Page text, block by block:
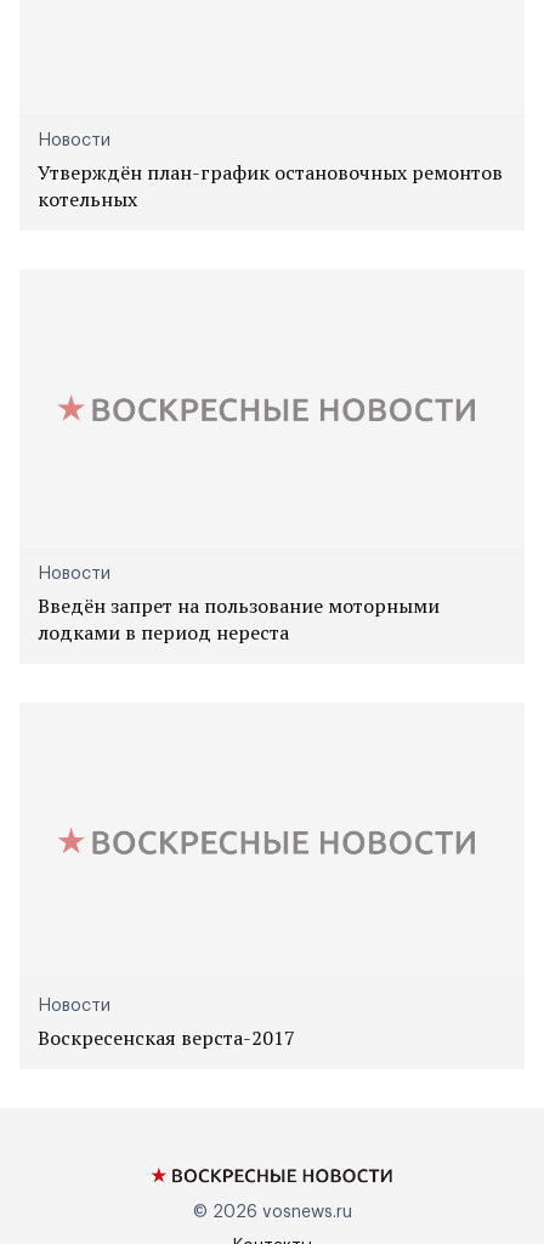
Новости
Утверждён план-график остановочных ремонтов
котельных
Новости
Введён запрет на пользование моторными
лодками в период нереста
Новости
Воскресенская верста-2017
© 2026 vosnews.ru